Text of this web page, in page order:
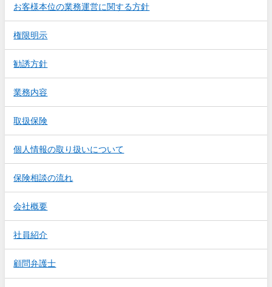
お客様本位の業務運営に関する方針
権限明示
勧誘方針
業務内容
取扱保険
個人情報の取り扱いについて
保険相談の流れ
会社概要
社員紹介
顧問弁護士